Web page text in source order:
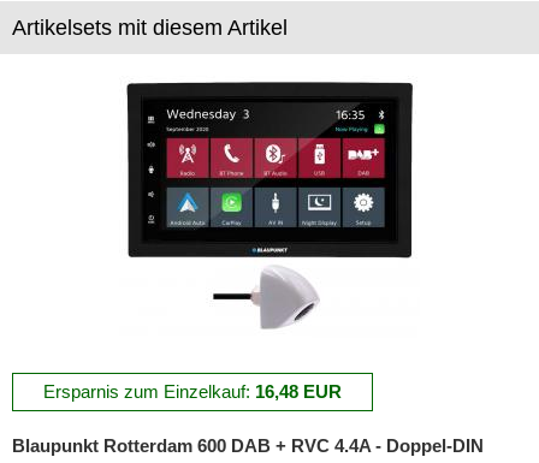
Artikelsets mit diesem Artikel
Ersparnis zum Einzelkauf: 16,48 EUR
Blaupunkt Rotterdam 600 DAB + RVC 4.4A - Doppel-DIN